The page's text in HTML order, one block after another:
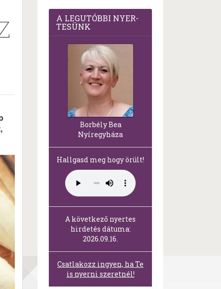
A LEG­U­TÓB­BI NYER­
TE­SÜNK
Borbély Bea
Nyíregyháza
Hallgasd meg hogy örült!
A következő nyertes
hirdetés dátuma:
2026.09.16.
Csatlakozz ingyen, ha Te
is nyerni szeretnél!